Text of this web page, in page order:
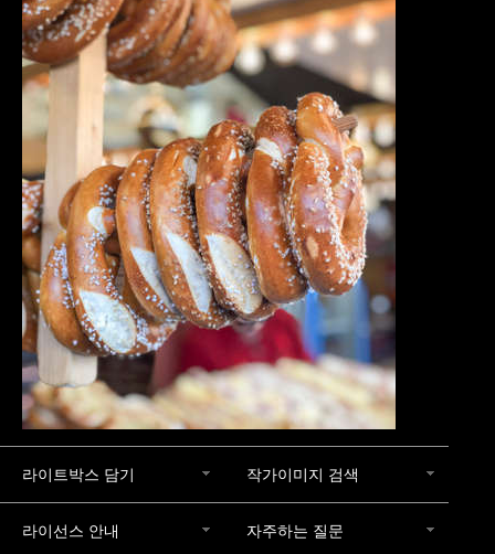
라이트박스 담기 작가이미지 검색
라이선스 안내 자주하는 질문